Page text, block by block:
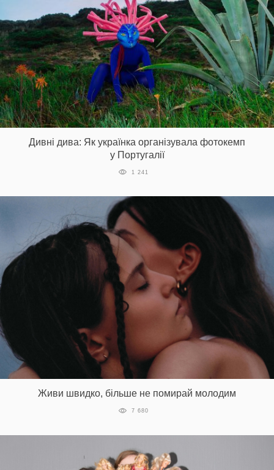
Дивні дива: Як українка організувала фотокемп
у Португалії
1 241
Живи швидко, більше не помирай молодим
7 680